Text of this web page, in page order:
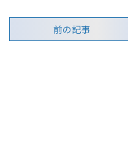
前の記事